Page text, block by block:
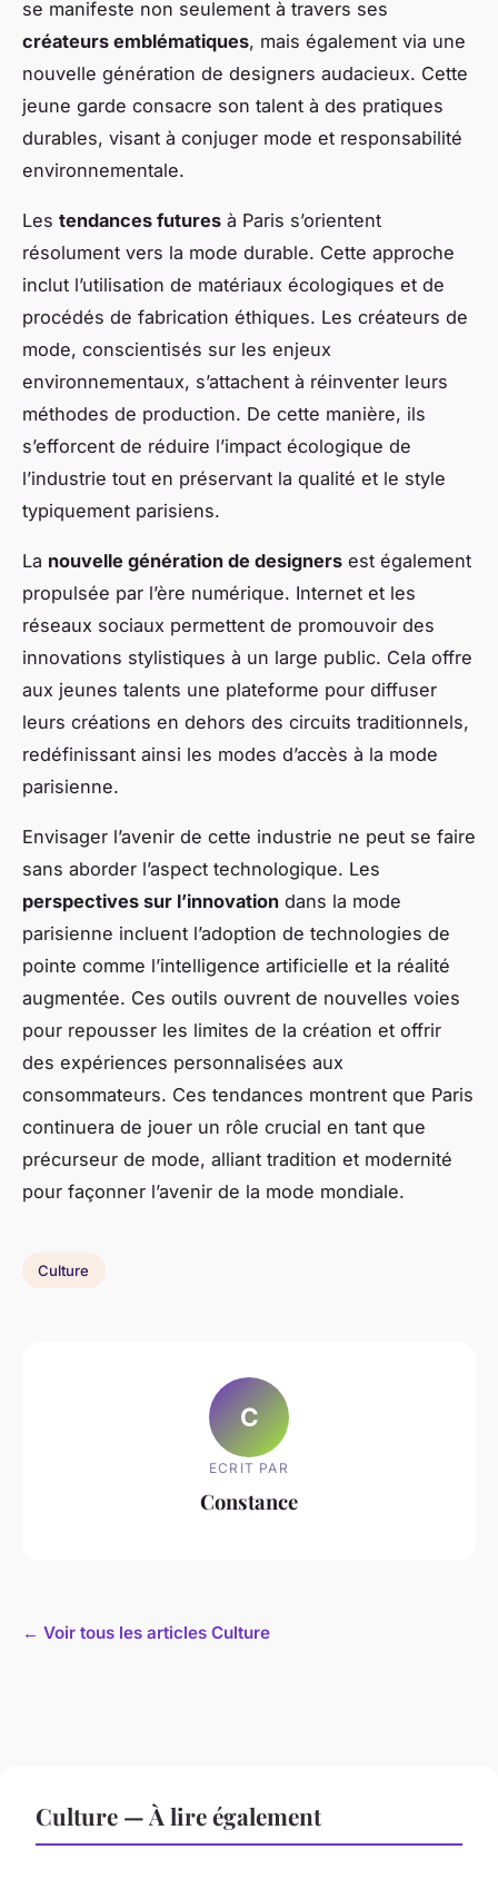
se manifeste non seulement à travers ses
créateurs emblématiques, mais également via une
nouvelle génération de designers audacieux. Cette
jeune garde consacre son talent à des pratiques
durables, visant à conjuger mode et responsabilité
environnementale.
Les tendances futures à Paris s’orientent
résolument vers la mode durable. Cette approche
inclut l’utilisation de matériaux écologiques et de
procédés de fabrication éthiques. Les créateurs de
mode, conscientisés sur les enjeux
environnementaux, s’attachent à réinventer leurs
méthodes de production. De cette manière, ils
s’efforcent de réduire l’impact écologique de
l’industrie tout en préservant la qualité et le style
typiquement parisiens.
La nouvelle génération de designers est également
propulsée par l’ère numérique. Internet et les
réseaux sociaux permettent de promouvoir des
innovations stylistiques à un large public. Cela offre
aux jeunes talents une plateforme pour diffuser
leurs créations en dehors des circuits traditionnels,
redéfinissant ainsi les modes d’accès à la mode
parisienne.
Envisager l’avenir de cette industrie ne peut se faire
sans aborder l’aspect technologique. Les
perspectives sur l’innovation dans la mode
parisienne incluent l’adoption de technologies de
pointe comme l’intelligence artificielle et la réalité
augmentée. Ces outils ouvrent de nouvelles voies
pour repousser les limites de la création et offrir
des expériences personnalisées aux
consommateurs. Ces tendances montrent que Paris
continuera de jouer un rôle crucial en tant que
précurseur de mode, alliant tradition et modernité
pour façonner l’avenir de la mode mondiale.
Culture
C
ECRIT PAR
Constance
← Voir tous les articles Culture
Culture — À lire également